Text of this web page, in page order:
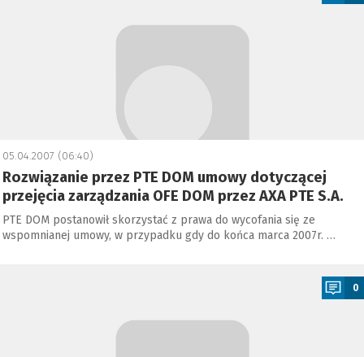
05.04.2007 (06:40)
Rozwiązanie przez PTE DOM umowy dotyczącej
przejęcia zarządzania OFE DOM przez AXA PTE S.A.
PTE DOM postanowił skorzystać z prawa do wycofania się ze
wspomnianej umowy, w przypadku gdy do końca marca 2007r. …
0